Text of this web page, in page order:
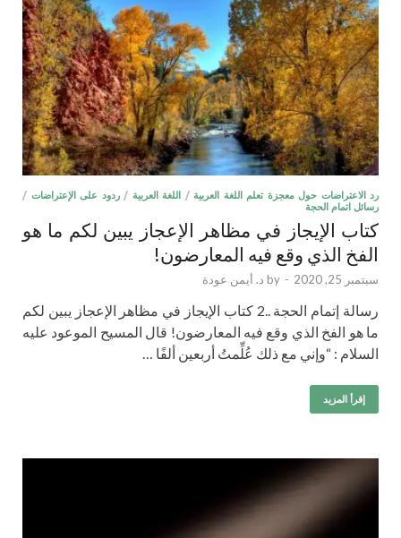
رد الاعتراضات حول معجزة تعلم اللغة العربية / اللغة العربية /ردود على الإعتراضات /
رسائل اتمام الحجة
كتاب الإيجاز في مظاهر الإعجاز يبين لكم ما هو
الفخ الذي وقع فيه المعارضون!
سبتمبر 25, 2020 -
by د. أيمن عودة
رسالة إتمام الحجة ..2 كتاب الإيجاز في مظاهر الإعجاز يبين لكم
ما هو الفخ الذي وقع فيه المعارضون! قال المسيح الموعود عليه
السلام : “وإني مع ذلك عُلِّمتُ أربعين ألفًا …
إقرأ المزيد